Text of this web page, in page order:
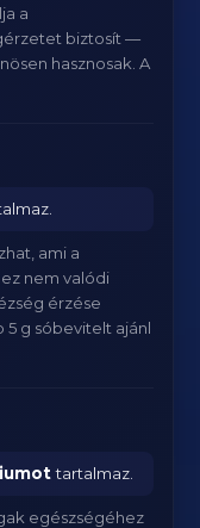
a
biztosít —
hasznosak. A
ami a
nem valódi
érzése
g sóbevitelt ajánl
tartalmaz.
egészségéhez